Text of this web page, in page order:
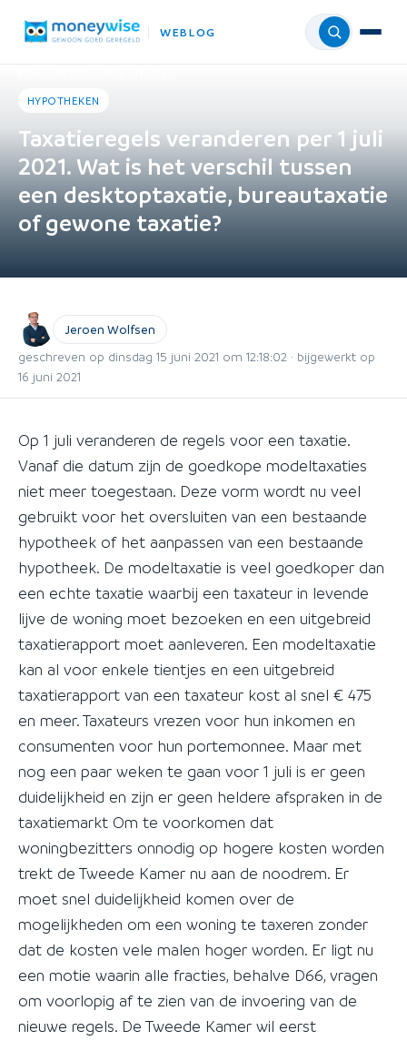
WEBLOG Menu
HYPOTHEKEN
Taxatieregels veranderen per 1 juli
2021. Wat is het verschil tussen
een desktoptaxatie, bureautaxatie
of gewone taxatie?
Jeroen Wolfsen
geschreven op dinsdag 15 juni 2021 om 12:18:02 · bijgewerkt op
16 juni 2021
Op 1 juli veranderen de regels voor een taxatie.
Vanaf die datum zijn de goedkope modeltaxaties
niet meer toegestaan. Deze vorm wordt nu veel
gebruikt voor het oversluiten van een bestaande
hypotheek of het aanpassen van een bestaande
hypotheek. De modeltaxatie is veel goedkoper dan
een echte taxatie waarbij een taxateur in levende
lijve de woning moet bezoeken en een uitgebreid
taxatierapport moet aanleveren. Een modeltaxatie
kan al voor enkele tientjes en een uitgebreid
taxatierapport van een taxateur kost al snel € 475
en meer. Taxateurs vrezen voor hun inkomen en
consumenten voor hun portemonnee. Maar met
nog een paar weken te gaan voor 1 juli is er geen
duidelijkheid en zijn er geen heldere afspraken in de
taxatiemarkt Om te voorkomen dat
woningbezitters onnodig op hogere kosten worden
trekt de Tweede Kamer nu aan de noodrem. Er
moet snel duidelijkheid komen over de
mogelijkheden om een woning te taxeren zonder
dat de kosten vele malen hoger worden. Er ligt nu
een motie waarin alle fracties, behalve D66, vragen
om voorlopig af te zien van de invoering van de
nieuwe regels. De Tweede Kamer wil eerst